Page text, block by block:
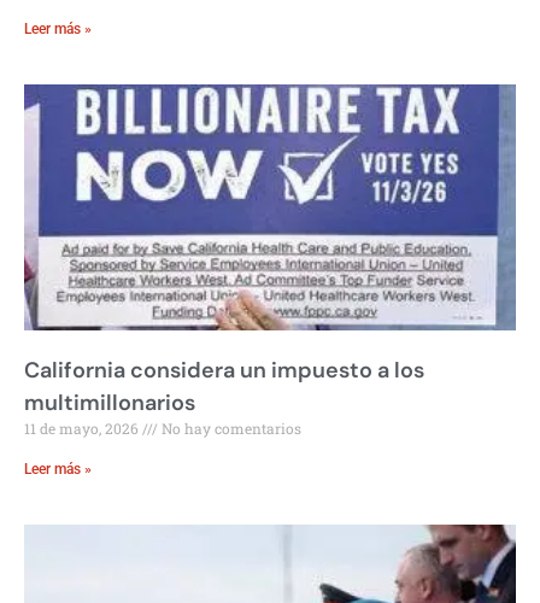
Leer más »
California considera un impuesto a los
multimillonarios
11 de mayo, 2026 No hay comentarios
Leer más »